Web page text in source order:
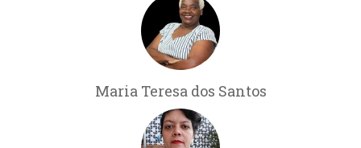
Maria Teresa dos Santos